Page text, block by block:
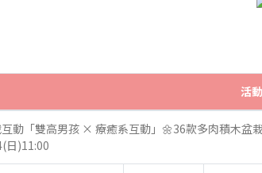
活
動「雙高男孩 × 療癒系互動」🌼36款多肉積木盆
)11:00